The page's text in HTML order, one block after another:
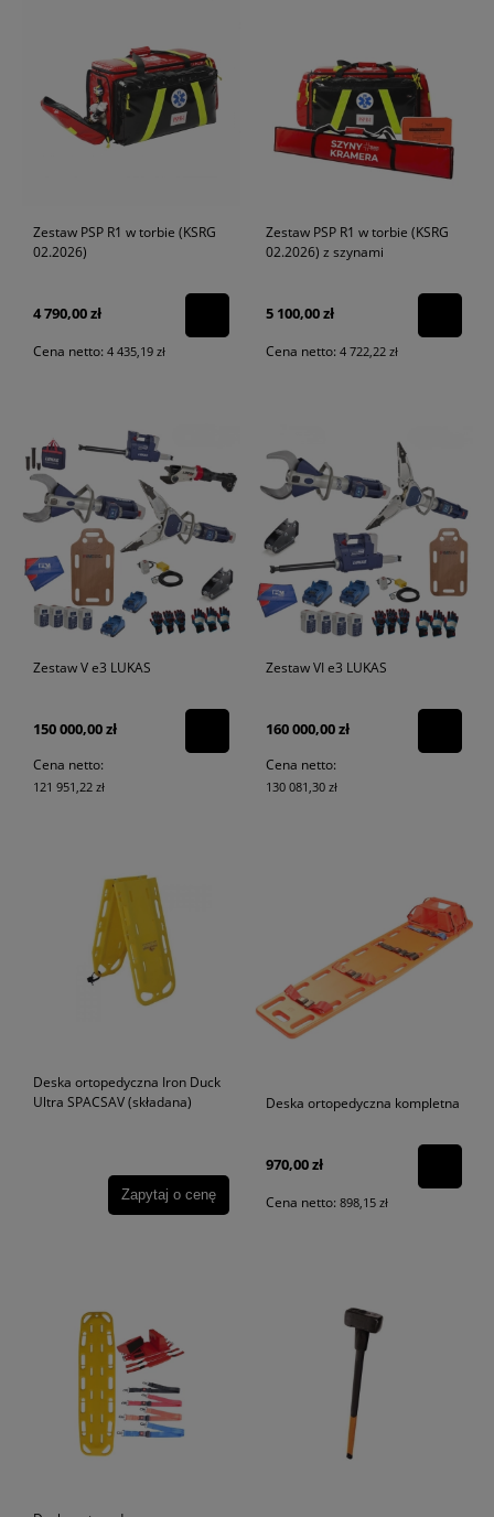
Zestaw PSP R1 w torbie (KSRG
02.2026)
4 790,00 zł
Cena netto: 4 435,19 zł
Zestaw PSP R1 w torbie (KSRG
02.2026) z szynami
5 100,00 zł
Cena netto: 4 722,22 zł
Zestaw V e3 LUKAS
150 000,00 zł
Cena netto:
121 951,22 zł
Zestaw VI e3 LUKAS
160 000,00 zł
Cena netto:
130 081,30 zł
Deska ortopedyczna Iron Duck
Ultra SPACSAV (składana)
Zapytaj o cenę
Deska ortopedyczna kompletna
970,00 zł
Cena netto: 898,15 zł